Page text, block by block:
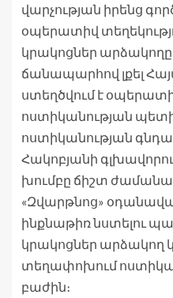
վարչության իրենց
օպերատիվ
կրակոցներ արձակողը
ճանապարհով լքել
ստեղծվում է
ոստիկանության
ոստիկանության
Հակոբյանի
խումբը ճիշտ
«Զվարթնոց»
ինքնաթիռ նստելու
կրակոցներ արձակող
տեղափոխում
բաժին։